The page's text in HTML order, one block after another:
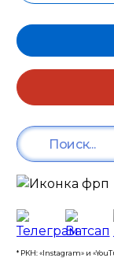
* РКН: «Instagram» и